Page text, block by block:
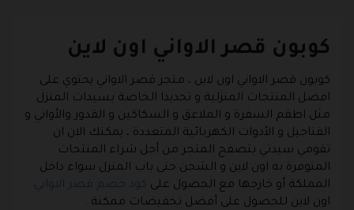
كوبون قصر الاواني اون لاين
كوبون قصر الاواني اون لاين ، متجر قصر الاواني يحتوي على
افضل المنتجات المنزلية و تحديدا الخاصة بسيدات المنزل
مثل اطقم السفرة و الملاعق و السكاكين و القدور والأواني و
الفناجيل و الأدوات الكهربائية المتعددة ، يمكنك الان ان
تقومي سيدتي بتصفح المتجر من أجل شراء المنتجات
المتوفرة به اون لاين و الشحن حتى باب المنزل سواء داخل
المملكة أو خارجها مع الحصول على كود خصم قصر الاواني
اون لاين للحصول على أفضل تخفيضات ممكنة .